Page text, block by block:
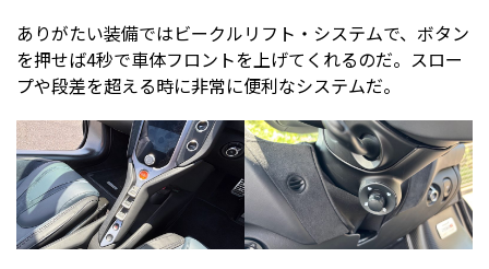
ありがたい装備ではビークルリフト・システムで、ボタン
を押せば4秒で車体フロントを上げてくれるのだ。スロー
プや段差を超える時に非常に便利なシステムだ。